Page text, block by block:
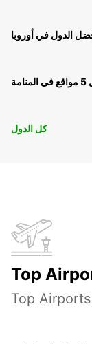
الدول في أوروبا
كل الدول
Top
Top Airports